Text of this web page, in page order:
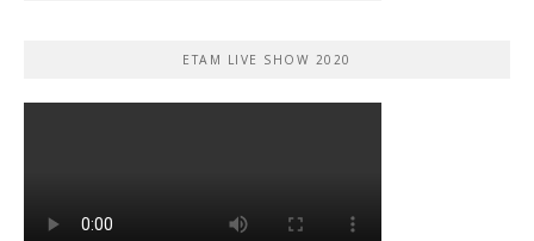
ETAM LIVE SHOW 2020